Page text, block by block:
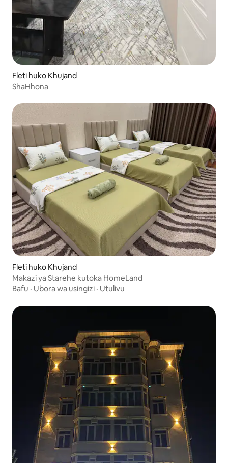
Fleti huko Khujand
ShaHhona
Fleti huko Khujand
Makazi ya Starehe kutoka HomeLand
Bafu · Ubora wa usingizi · Utulivu